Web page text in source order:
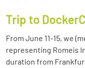
Trip to
From June 11-15, we
representing Romeis
duration from